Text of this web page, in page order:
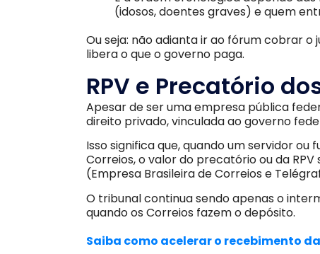
(idosos, doentes graves) e quem
Ou seja: não adianta ir ao fórum cobrar o
libera o que o governo paga.
RPV e Precatório
Apesar de ser uma empresa pública
direito privado, vinculada ao governo
Isso significa que, quando um servidor
Correios, o valor do precatório ou da
(Empresa Brasileira de Correios e
O tribunal continua sendo apenas o
quando os Correios fazem o depósito.
Saiba como acelerar o recebimento da